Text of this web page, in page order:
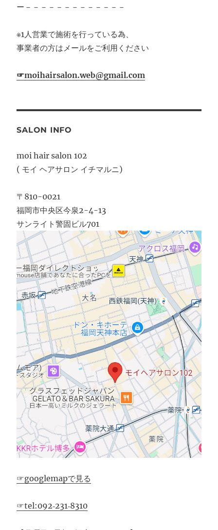
ー－－－－－－－－－－－－－
※1人営業で施術を行っている為、
事業者の方はメールをご利用ください
☞moihairsalon.web@gmail.com
SALON INFO
moi hair salon 102
( モイ ヘアサロン イチマルニ)
〒810-0021
福岡市中央区今泉2-4-13
サンライト警固ビル701
☞googlemapで見る
☞tel:092‐231‐8310